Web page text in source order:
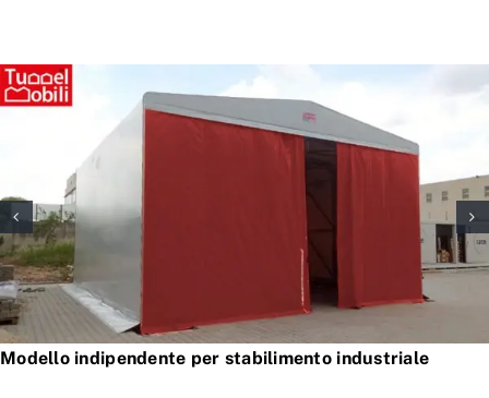
Modello indipendente per stabilimento industriale